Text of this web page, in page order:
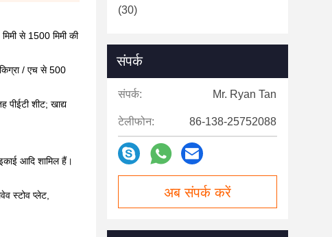
से 1500 मिमी की
/ एच से 500
पीईटी शीट; खाद्य
आदि शामिल हैं।
स्टोव प्लेट,
(30)
संपर्क
संपर्क: Mr. Ryan Tan
टेलीफोन: 86-138-25752088
अब संपर्क करें